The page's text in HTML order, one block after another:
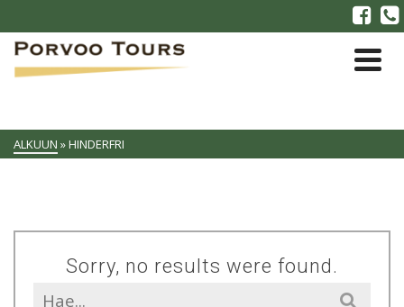
ALKUUN »HINDERFRI
Sorry, no results were found.
Search